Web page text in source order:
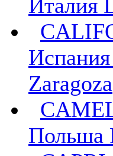
Италия
Zaragoza
Польша